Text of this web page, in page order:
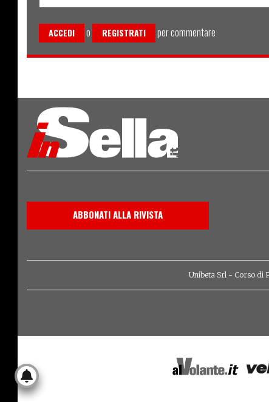
ACCEDI o REGISTRATI per commentare
ABBONATI ALLA RIVISTA
Unibeta Srl - Corso di